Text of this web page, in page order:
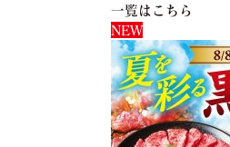
一覧はこちら
NEW